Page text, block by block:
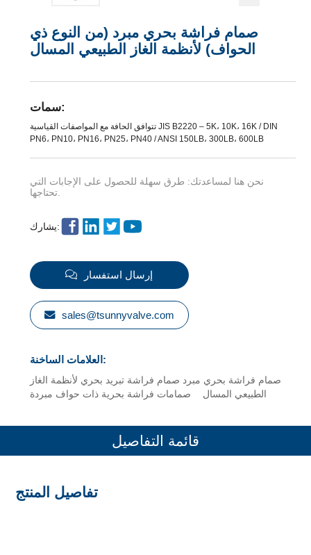
صمام فراشة بحري مبرد (من النوع ذي
الحواف) لأنظمة الغاز الطبيعي المسال
سمات:
تتوافق الحافة مع المواصفات القياسية JIS B2220 – 5K، 10K، 16K / DIN
PN6، PN10، PN16، PN25، PN40 / ANSI 150LB، 300LB، 600LB
نحن هنا لمساعدتك: طرق سهلة للحصول على الإجابات التي
تحتاجها.
يشارك:
إرسال استفسار
sales@tsunnyvalve.com
العلامات الساخنة:
صمام فراشة بحري مبرد صمام فراشة تبريد بحري لأنظمة الغاز
الطبيعي المسال
صمامات فراشة بحرية ذات حواف مبردة
قائمة التفاصيل
تفاصيل المنتج